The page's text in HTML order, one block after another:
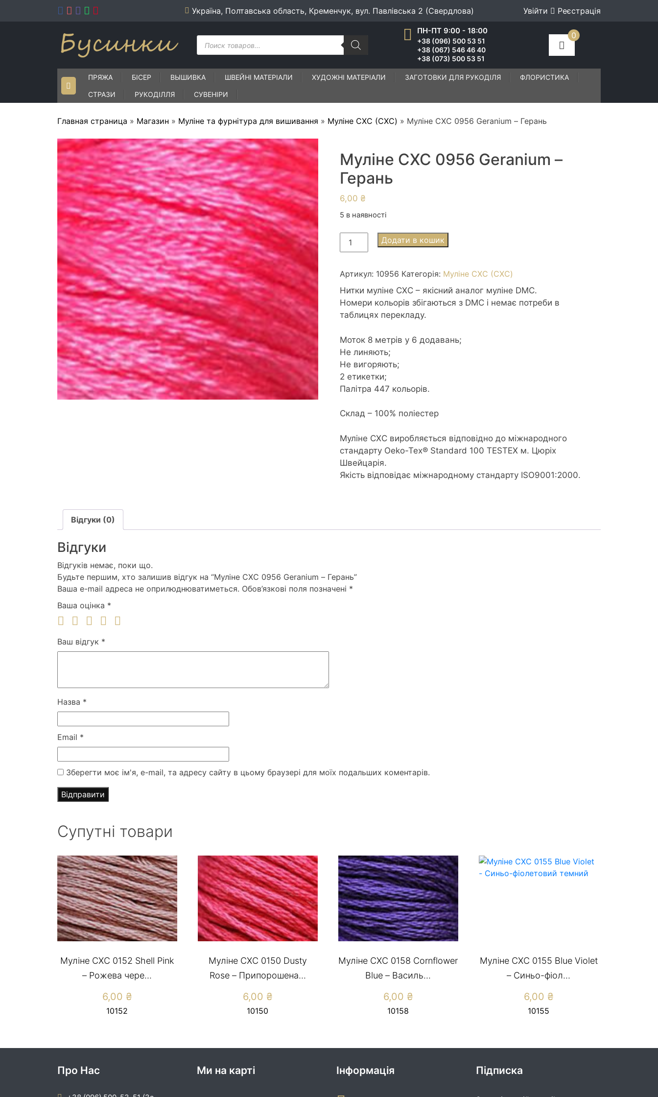
Україна, Полтавська область, Кременчук, вул. Павлівська 2 (Свердлова) Увійти Реєстрація
Пошук
товарів
ПН-ПТ 9:00 - 18:00
+38 (096) 500 53 51
+38 (067) 546 46 40
+38 (073) 500 53 51
0
ПРЯЖА БІСЕР ВЫШИВКА ШВЕЙНІ МАТЕРІАЛИ ХУДОЖНІ МАТЕРІАЛИ ЗАГОТОВКИ ДЛЯ РУКОДІЛЯ ФЛОРИСТИКА
СТРАЗИ РУКОДІЛЛЯ СУВЕНІРИ
Главная страница » Магазин » Муліне та фурнітура для вишивання » Муліне СХС (CXC) » Муліне СХС 0956 Geranium – Герань
Муліне СХС 0956 Geranium –
Герань
6,00 ₴
5 в наявності
Муліне
СХС
Geranium
-
Герань
кількість
Додати в кошик
Артикул: 10956 Категорія: Муліне СХС (CXC)
Нитки муліне СХС – якісний аналог муліне DMC.
Номери кольорів збігаються з DMC і немає потреби в
таблицях перекладу.
Моток 8 метрів у 6 додавань;
Не линяють;
Не вигоряють;
2 етикетки;
Палітра 447 кольорів.
Склад – 100% поліестер
Муліне CXC виробляється відповідно до міжнародного
стандарту Oeko-Tex® Standard 100 TESTEX м. Цюріх
Швейцарія.
Якість відповідає міжнародному стандарту ISO9001:2000.
Відгуки (0)
Відгуки
Відгуків немає, поки що.
Будьте першим, хто залишив відгук на “Муліне СХС 0956 Geranium – Герань”
Ваша e-mail адреса не оприлюднюватиметься. Обов’язкові поля позначені *
Ваша оцінка *
Ваш відгук *
Назва *
Email *
Зберегти моє ім'я, e-mail, та адресу сайту в цьому браузері для моїх подальших коментарів.
Супутні товари
Муліне CXC 0152 Shell Pink
– Рожева чере...
6,00 ₴
10152
Муліне CXC 0150 Dusty
Rose – Припорошена...
6,00 ₴
10150
Муліне СХС 0158 Cornflower
Blue – Василь...
6,00 ₴
10158
Муліне СХС 0155 Blue Violet
– Синьо-фіол...
6,00 ₴
10155
Про Нас Ми на карті Інформація Підписка